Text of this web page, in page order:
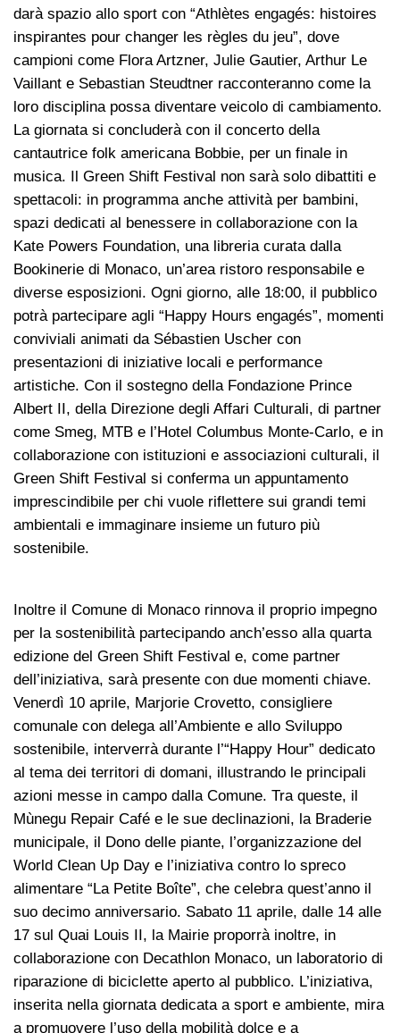
darà spazio allo sport con “Athlètes engagés: histoires
inspirantes pour changer les règles du jeu”, dove
campioni come Flora Artzner, Julie Gautier, Arthur Le
Vaillant e Sebastian Steudtner racconteranno come la
loro disciplina possa diventare veicolo di cambiamento.
La giornata si concluderà con il concerto della
cantautrice folk americana Bobbie, per un finale in
musica. Il Green Shift Festival non sarà solo dibattiti e
spettacoli: in programma anche attività per bambini,
spazi dedicati al benessere in collaborazione con la
Kate Powers Foundation, una libreria curata dalla
Bookinerie di Monaco, un’area ristoro responsabile e
diverse esposizioni. Ogni giorno, alle 18:00, il pubblico
potrà partecipare agli “Happy Hours engagés”, momenti
conviviali animati da Sébastien Uscher con
presentazioni di iniziative locali e performance
artistiche. Con il sostegno della Fondazione Prince
Albert II, della Direzione degli Affari Culturali, di partner
come Smeg, MTB e l’Hotel Columbus Monte-Carlo, e in
collaborazione con istituzioni e associazioni culturali, il
Green Shift Festival si conferma un appuntamento
imprescindibile per chi vuole riflettere sui grandi temi
ambientali e immaginare insieme un futuro più
sostenibile.
Inoltre il Comune di Monaco rinnova il proprio impegno
per la sostenibilità partecipando anch’esso alla quarta
edizione del Green Shift Festival e, come partner
dell’iniziativa, sarà presente con due momenti chiave.
Venerdì 10 aprile, Marjorie Crovetto, consigliere
comunale con delega all’Ambiente e allo Sviluppo
sostenibile, interverrà durante l’“Happy Hour” dedicato
al tema dei territori di domani, illustrando le principali
azioni messe in campo dalla Comune. Tra queste, il
Mùnegu Repair Café e le sue declinazioni, la Braderie
municipale, il Dono delle piante, l’organizzazione del
World Clean Up Day e l’iniziativa contro lo spreco
alimentare “La Petite Boîte”, che celebra quest’anno il
suo decimo anniversario. Sabato 11 aprile, dalle 14 alle
17 sul Quai Louis II, la Mairie proporrà inoltre, in
collaborazione con Decathlon Monaco, un laboratorio di
riparazione di biciclette aperto al pubblico. L’iniziativa,
inserita nella giornata dedicata a sport e ambiente, mira
a promuovere l’uso della mobilità dolce e a